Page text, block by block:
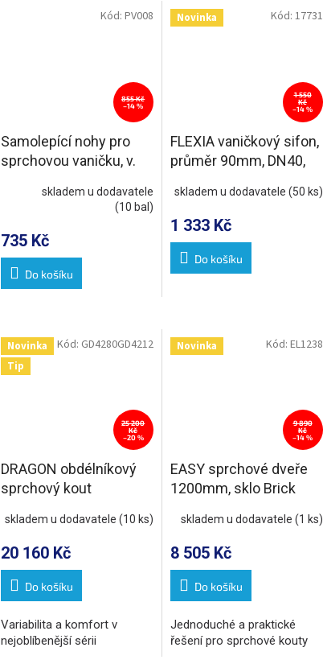
855 Kč
–14 %
Samolepící nohy pro
sprchovou vaničku, v.
skladem u dodavatele
(10 bal)
735 Kč
Do košíku
Kód: PV008 Novinka
1 550
Kč
–14 %
FLEXIA vaničkový sifon,
průměr 90mm, DN40,
skladem u dodavatele (50 ks)
1 333 Kč
Do košíku
Kód: 17731
Novinka
Tip
25 200
Kč
–20 %
DRAGON obdélníkový
sprchový kout
varianta, rohový vstup
skladem u dodavatele (10 ks)
20 160 Kč
Do košíku
Variabilita a komfort v
nejoblíbenější sérii
Kód: GD4280GD4212 Novinka
9 890
Kč
–14 %
EASY sprchové dveře
1200mm, sklo Brick
skladem u dodavatele (1 ks)
8 505 Kč
Do košíku
Jednoduché a praktické
řešení pro sprchové kouty
Kód: EL1238